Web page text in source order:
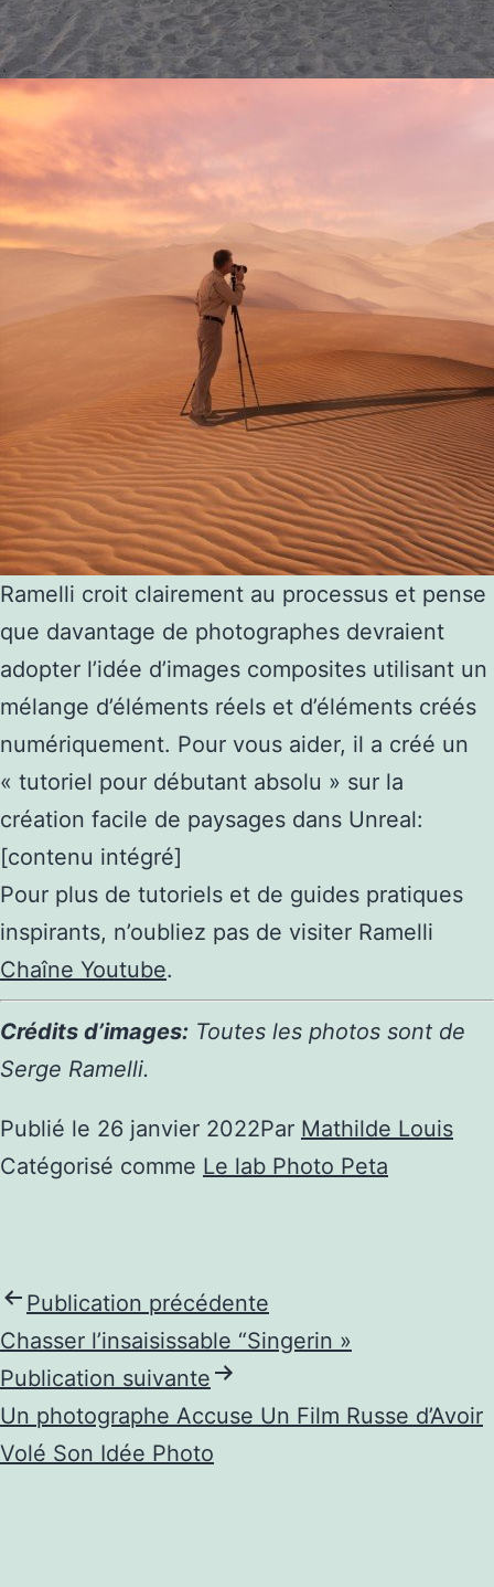
Ramelli croit clairement au processus et pense
que davantage de photographes devraient
adopter l’idée d’images composites utilisant un
mélange d’éléments réels et d’éléments créés
numériquement. Pour vous aider, il a créé un
« tutoriel pour débutant absolu » sur la
création facile de paysages dans Unreal:
[contenu intégré]
Pour plus de tutoriels et de guides pratiques
inspirants, n’oubliez pas de visiter Ramelli
Chaîne Youtube.
Crédits d’images: Toutes les photos sont de
Serge Ramelli.
Publié le 26 janvier 2022Par Mathilde Louis
Catégorisé comme Le lab Photo Peta
Navigation
de
l’article
Publication précédente
Chasser l’insaisissable “Singerin »
Publication suivante
Un photographe Accuse Un Film Russe d’Avoir
Volé Son Idée Photo